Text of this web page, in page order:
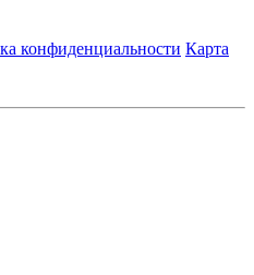
конфиденциальности Карта